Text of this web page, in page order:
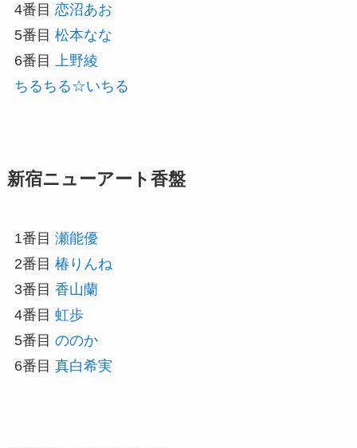
4番目 恋沼あお
5番目 松本なな
6番目
上野綾
ちるちる☆いちる
新宿ニューアート香盤
1番目 瀬能優
2番目 椿りんね
3番目 香山蘭
4番目 虹歩
5番目 ののか
6番目 真白希実